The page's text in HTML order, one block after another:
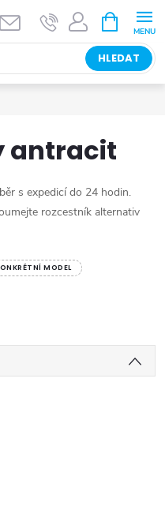
HLEDAT
NÁKUPNÍ
KOŠÍK
antracit
s expedicí do 24 hodin.
rozcestník alternativ
MODEL